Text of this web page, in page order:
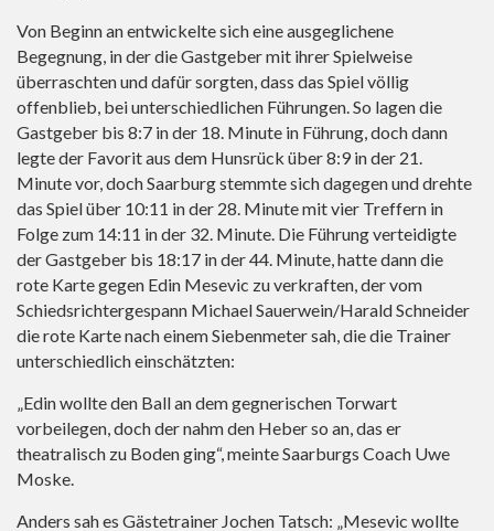
Von Beginn an entwickelte sich eine ausgeglichene
Begegnung, in der die Gastgeber mit ihrer Spielweise
überraschten und dafür sorgten, dass das Spiel völlig
offenblieb, bei unterschiedlichen Führungen. So lagen die
Gastgeber bis 8:7 in der 18. Minute in Führung, doch dann
legte der Favorit aus dem Hunsrück über 8:9 in der 21.
Minute vor, doch Saarburg stemmte sich dagegen und drehte
das Spiel über 10:11 in der 28. Minute mit vier Treffern in
Folge zum 14:11 in der 32. Minute. Die Führung verteidigte
der Gastgeber bis 18:17 in der 44. Minute, hatte dann die
rote Karte gegen Edin Mesevic zu verkraften, der vom
Schiedsrichtergespann Michael Sauerwein/Harald Schneider
die rote Karte nach einem Siebenmeter sah, die die Trainer
unterschiedlich einschätzten:
„Edin wollte den Ball an dem gegnerischen Torwart
vorbeilegen, doch der nahm den Heber so an, das er
theatralisch zu Boden ging“, meinte Saarburgs Coach Uwe
Moske.
Anders sah es Gästetrainer Jochen Tatsch: „Mesevic wollte